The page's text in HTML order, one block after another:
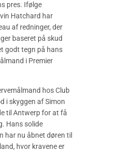
pres. Ifølge
Hatchard har
af redninger, der
baseret på skud
godt tegn på hans
i Premier
hos Club
i skyggen af Simon
til Antwerp for at få
Hans solide
har nu åbnet døren til
hvor kravene er